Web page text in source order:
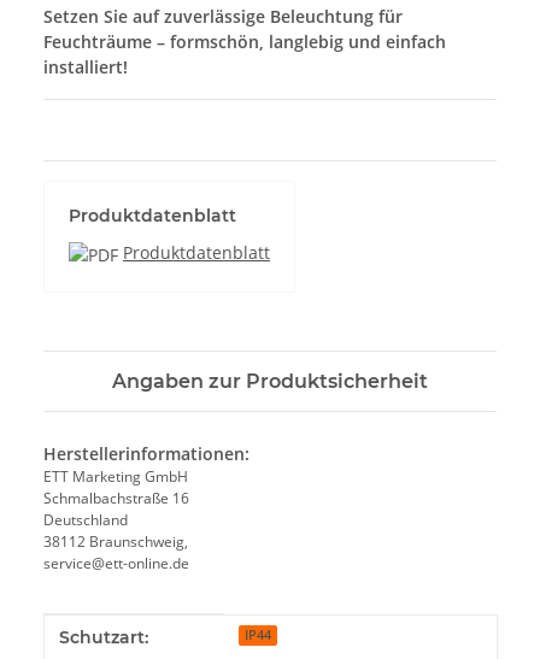
Setzen Sie auf zuverlässige Beleuchtung für
Feuchträume – formschön, langlebig und einfach
installiert!
Produktdatenblatt
Produktdatenblatt
Angaben zur Produktsicherheit
Herstellerinformationen:
ETT Marketing GmbH
Schmalbachstraße 16
Deutschland
38112 Braunschweig,
service@ett-online.de
Produkteigenschaft
Wert
Schutzart: IP44